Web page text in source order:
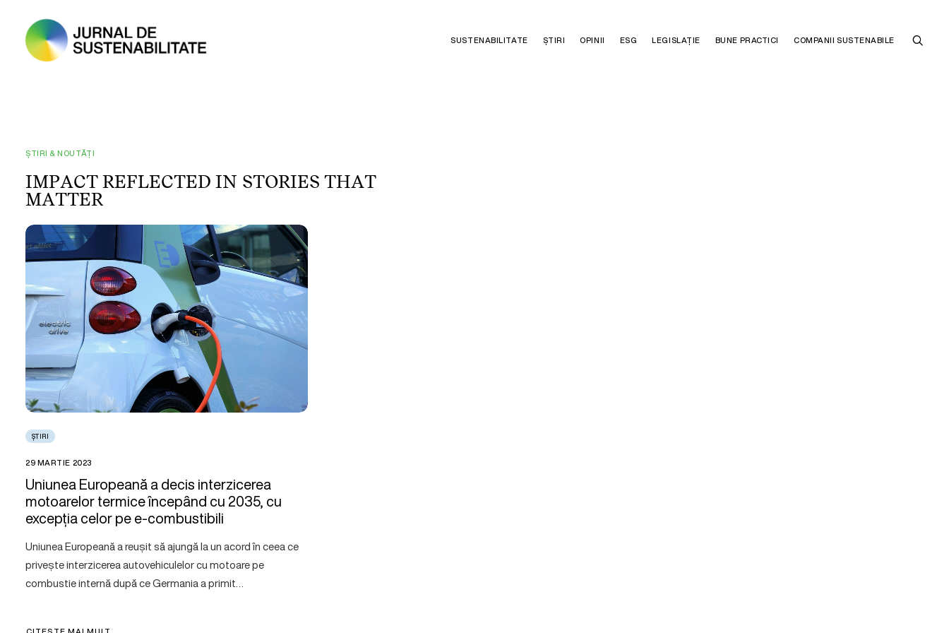
SUSTENABILITATE ȘTIRI OPINII ESG LEGISLAȚIE BUNE PRACTICI COMPANII SUSTENABILE
ȘTIRI & NOUTĂȚI
IMPACT REFLECTED IN STORIES THAT
MATTER
ȘTIRI
29 MARTIE 2023
Uniunea Europeană a decis interzicerea
motoarelor termice începând cu 2035, cu
excepția celor pe e-combustibili
Uniunea Europeană a reușit să ajungă la un acord în ceea ce
privește interzicerea autovehiculelor cu motoare pe
combustie internă după ce Germania a primit…